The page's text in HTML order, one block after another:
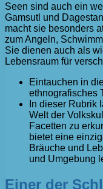
Seen sind auch ein
Gamsutl und
macht sie besonders
zum Angeln,
Sie dienen auch als
Lebensraum für
Eintauchen in
ethnografisches
In dieser Rubrik
Welt der
Facetten zu
bietet eine
Bräuche und
und Umgebung
Einer der